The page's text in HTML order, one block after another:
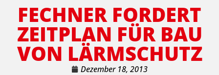
FECHNER FORDERT
ZEITPLAN FÜR BAU
VON LÄRMSCHUTZ
Dezember 18, 2013